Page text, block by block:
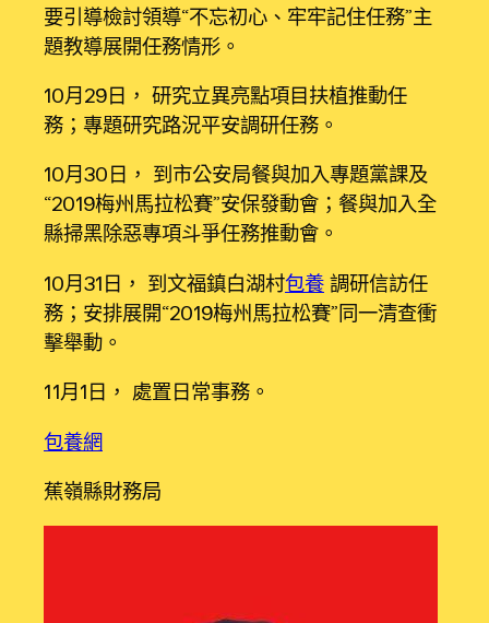
要引導檢討領導“不忘初心、牢牢記住任務”主
題教導展開任務情形。
10月29日， 研究立異亮點項目扶植推動任
務；專題研究路況平安調研任務。
10月30日， 到市公安局餐與加入專題黨課及
“2019梅州馬拉松賽”安保發動會；餐與加入全
縣掃黑除惡專項斗爭任務推動會。
10月31日， 到文福鎮白湖村包養 調研信訪任
務；安排展開“2019梅州馬拉松賽”同一清查衝
擊舉動。
11月1日， 處置日常事務。
包養網
蕉嶺縣財務局